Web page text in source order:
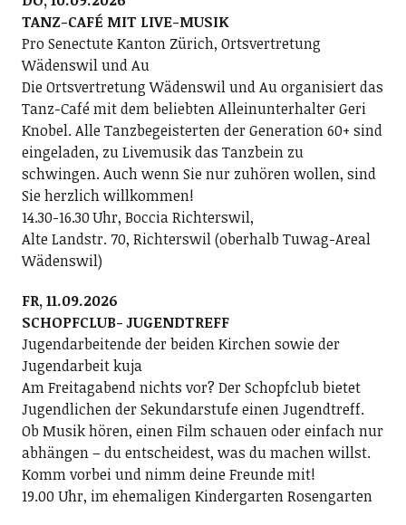
TANZ-CAFÉ MIT LIVE-MUSIK
Pro Senectute Kanton Zürich, Ortsvertretung
Wädenswil und Au
Die Ortsvertretung Wädenswil und Au organisiert das
Tanz-Café mit dem beliebten Alleinunterhalter Geri
Knobel. Alle Tanzbegeisterten der Generation 60+ sind
eingeladen, zu Livemusik das Tanzbein zu
schwingen. Auch wenn Sie nur zuhören wollen, sind
Sie herzlich willkommen!
14.30-16.30 Uhr, Boccia Richterswil,
Alte Landstr. 70, Richterswil (oberhalb Tuwag-Areal
Wädenswil)
FR, 11.09.2026
SCHOPFCLUB- JUGENDTREFF
Jugendarbeitende der beiden Kirchen sowie der
Jugendarbeit kuja
Am Freitagabend nichts vor? Der Schopfclub bietet
Jugendlichen der Sekundarstufe einen Jugendtreff.
Ob Musik hören, einen Film schauen oder einfach nur
abhängen – du entscheidest, was du machen willst.
Komm vorbei und nimm deine Freunde mit!
19.00 Uhr, im ehemaligen Kindergarten Rosengarten